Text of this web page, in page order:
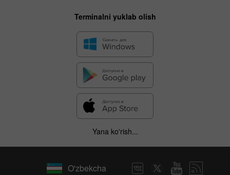
Terminalni yuklab olish
Yana ko'rish...
O'zbekcha